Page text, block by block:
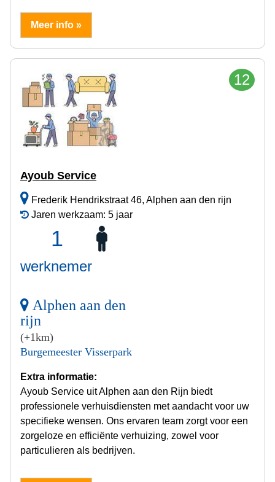
Meer info »
12
Ayoub Service
Frederik Hendrikstraat 46, Alphen aan den rijn
Jaren werkzaam: 5 jaar
1
werknemer
Alphen aan den
rijn
(+1km)
Burgemeester Visserpark
Extra informatie:
Ayoub Service uit Alphen aan den Rijn biedt
professionele verhuisdiensten met aandacht voor uw
specifieke wensen. Ons ervaren team zorgt voor een
zorgeloze en efficiënte verhuizing, zowel voor
particulieren als bedrijven.